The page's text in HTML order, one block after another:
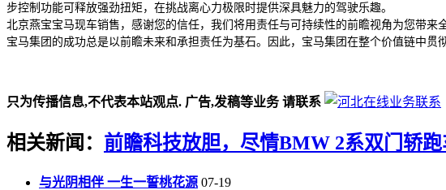
步控制功能可释放强劲扭矩，在挑战离心力极限时提供深具魅力的驾驶乐趣。
北京燕宝宝马现车销售，感谢您的信任，我们将用责任与可持续性的前瞻视角为您带来
宝马集团的成功总是以前瞻未来和承担责任为基石。因此，宝马集团在整个价值链中
只为传播信息,不代表本站观点. 广告,发稿等业务 请联系
相关新闻： 前瞻科技放胆，尽情BMW 2系双门轿跑
与光阴相伴 一生一誓桃花源 07-19